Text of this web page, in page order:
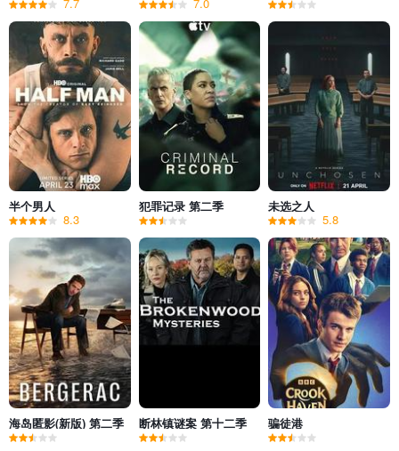
半个男人
8.3
犯罪记录 第二季 未选之人
5.8
海岛匿影(新版) 第二季 断林镇谜案 第十二季 骗徒港